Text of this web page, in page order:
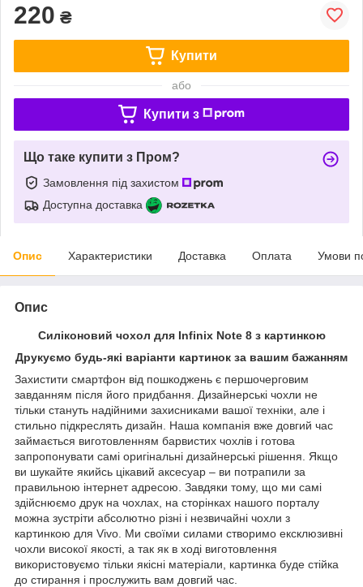
220 ₴
Купити
або
Купити з
Що таке купити з Пром?
Замовлення під захистом
Доступна доставка
Опис Характеристики Доставка Оплата Умови
Опис
Силіконовий чохол для Infinix Note 8 з картинкою
Друкуємо будь-які варіанти картинок за вашим бажанням
Захистити смартфон від пошкоджень є першочерговим
завданням після його придбання. Дизайнерські чохли не
тільки стануть надійними захисниками вашої техніки, але і
стильно підкреслять дизайн. Наша компанія вже довгий час
займається виготовленням барвистих чохлів і готова
запропонувати самі оригінальні дизайнерські рішення. Якщо
ви шукайте якийсь цікавий аксесуар – ви потрапили за
правильною інтернет адресою. Завдяки тому, що ми самі
здійснюємо друк на чохлах, на сторінках нашого порталу
можна зустріти абсолютно різні і незвичайні чохли з
картинкою для Vivo. Ми своїми силами створимо ексклюзивні
чохли високої якості, а так як в ході виготовлення
використовуємо тільки якісні матеріали, картинка буде стійка
до стирання і прослужить вам довгий час.